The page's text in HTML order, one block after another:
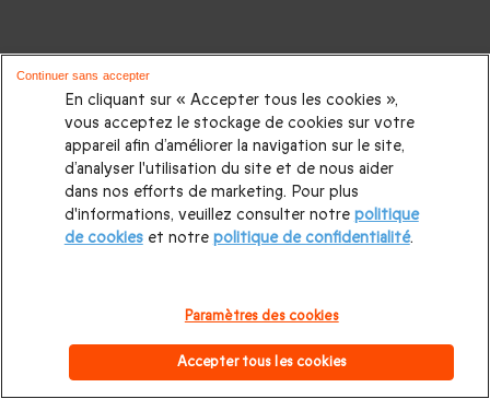
En cliquant sur « Accepter tous les cookies »,
vous acceptez le stockage de cookies sur votre
appareil afin d’améliorer la navigation sur le site,
d’analyser l'utilisation du site et de nous aider
dans nos efforts de marketing. Pour plus
d'informations, veuillez consulter notre politique
de cookieset notre politique de confidentialité.
Paramètres des cookies
Accepter tous les cookies
Continuer sans accepter